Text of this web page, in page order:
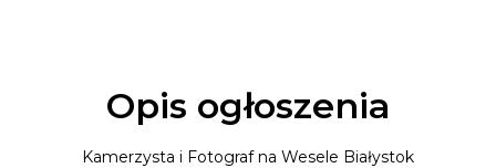
Opis ogłoszenia
Kamerzysta i Fotograf na Wesele Białystok